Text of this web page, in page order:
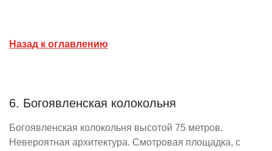
Назад к оглавлению
6. Богоявленская колокольня
Богоявленская колокольня высотой 75 метров.
Невероятная архитектура. Смотровая площадка, с